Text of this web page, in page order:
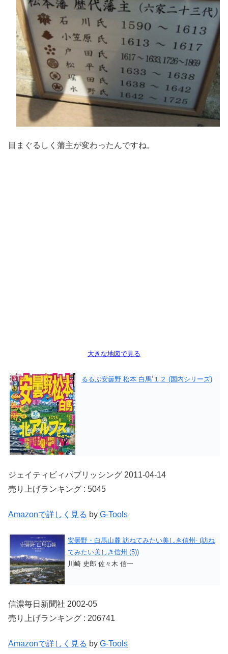
目まぐるしく藩主が変わったんですね。
大きな地図で見る
るるぶ安曇野 松本 白馬’１２ (国内シリーズ)
ジェイティビィパブリッシング 2011-04-14
売り上げランキング : 5045
Amazonで詳しく見る by G-Tools
安曇野・白馬山麓 訪ねてみたい美しき信州- (訪ね
てみたい美しき信州 (5))
川崎 史郎 佐々木 信一
信濃毎日新聞社 2002-05
売り上げランキング : 206741
Amazonで詳しく見る by G-Tools